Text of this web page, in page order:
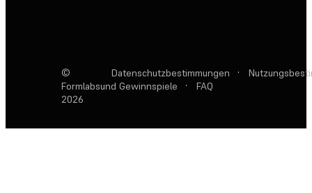
©
Formlabs
2026
Datenschutzbestimmungen ·
und Gewinnspiele
· FAQ